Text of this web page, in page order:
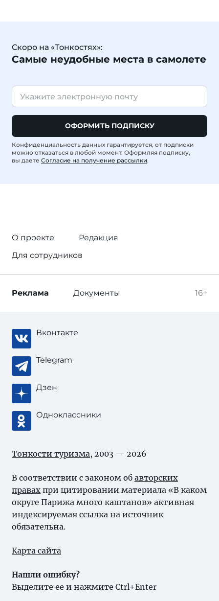
Скоро на «Тонкостях»:
Самые неудобные места в самолете
ОФОРМИТЬ ПОДПИСКУ
Конфиденциальность данных гарантируется, от подписки
можно отказаться в любой момент. Оформляя подписку,
вы даете Согласие на получение рассылки.
О проекте
Редакция
Для сотрудников
16+
Реклама Документы
Вконтакте
Telegram
Дзен
Одноклассники
Тонкости туризма, 2003 — 2026
В соответствии с законом об авторских
правах при цитировании материала «В каком
округе Парижа много каштанов» активная
индексируемая ссылка на источник
обязательна.
Карта сайта
Нашли ошибку?
Выделите ее и нажмите Ctrl+Enter